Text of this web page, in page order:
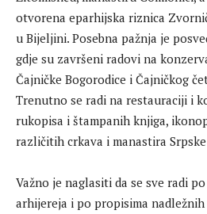
otvorena eparhijska riznica
u Bijeljini. Posebna pažnja je
gdje su završeni radovi na
Čajničke Bogorodice i Čajničkog
Trenutno se radi na restauraciji i
rukopisa i štampanih knjiga,
različitih crkava i manastira
Važno je naglasiti da se sve radi
arhijereja i po propisima